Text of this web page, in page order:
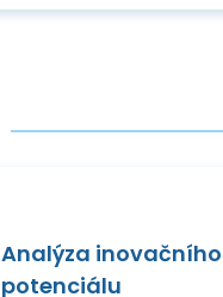
Analýza inovačního
potenciálu